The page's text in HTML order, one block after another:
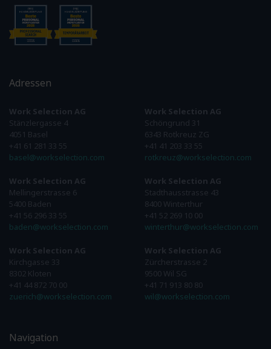
Adressen
Work Selection AG
Stänzlergasse 4
4051 Basel
+41 61 281 33 55
basel@workselection.com
Work Selection AG
Mellingerstrasse 6
5400 Baden
+41 56 296 33 55
baden@workselection.com
Work Selection AG
Kirchgasse 33
8302 Kloten
+41 44 872 70 00
zuerich@workselection.com
Work Selection AG
Schöngrund 31
6343 Rotkreuz ZG
+41 41 203 33 55
rotkreuz@workselection.com
Work Selection AG
Stadthausstrasse 43
8400 Winterthur
+41 52 269 10 00
winterthur@workselection.com
Work Selection AG
Zürcherstrasse 2
9500 Wil SG
+41 71 913 80 80
wil@workselection.com
Navigation